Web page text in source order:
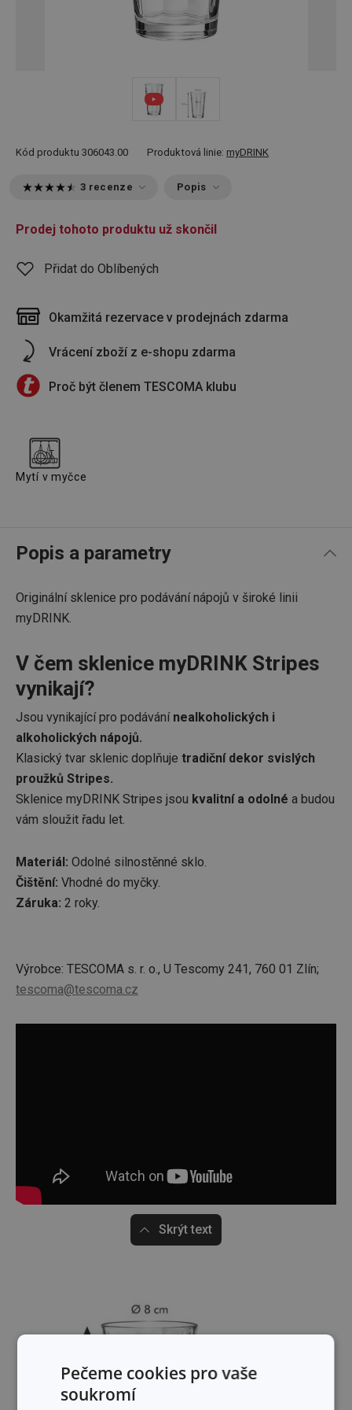
Kód produktu 306043.00 Produktová linie: myDRINK
3 recenze Popis
Prodej tohoto produktu už skončil
Přidat do Oblíbených
Okamžitá rezervace v prodejnách zdarma
Vrácení zboží z e-shopu zdarma
Proč být členem TESCOMA klubu
Mytí v myčce
Popis a parametry
Originální sklenice pro podávání nápojů v široké linii
myDRINK.
V čem sklenice myDRINK Stripes
vynikají?
Jsou vynikající pro podávání nealkoholických i
alkoholických nápojů.
Klasický tvar sklenic doplňuje tradiční dekor svislých
proužků Stripes.
Sklenice myDRINK Stripes jsou kvalitní a odolné a budou
vám sloužit řadu let.
Materiál: Odolné silnostěnné sklo.
Čištění: Vhodné do myčky.
Záruka: 2 roky.
Výrobce: TESCOMA s. r. o., U Tescomy 241, 760 01 Zlín;
tescoma@tescoma.cz
Skrýt text
Pečeme cookies pro vaše
soukromí